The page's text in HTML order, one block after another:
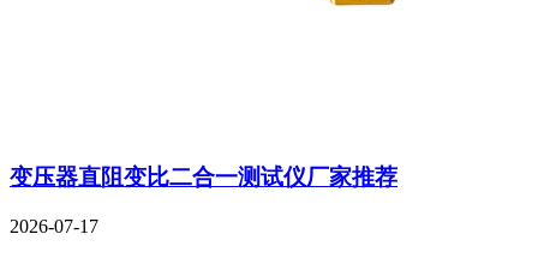
变压器直阻变比二合一测试仪厂家推荐
2026-07-17